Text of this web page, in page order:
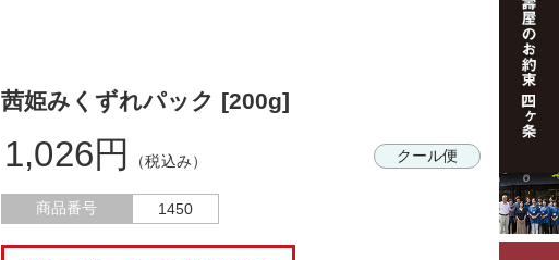
茜姫みくずれパック [200g]
クール便
1,026円 （税込み）
商品番号 1450